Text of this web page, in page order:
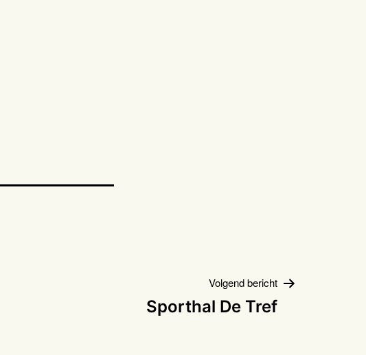
Volgend bericht
Sporthal De Tref